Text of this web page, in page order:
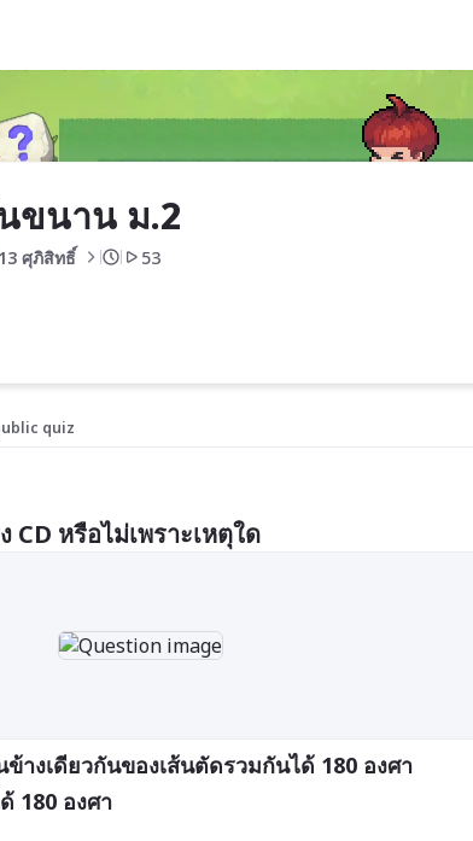
ขนาน ม.2
13 ศุภิสิทธิ์ 53
quiz
CD หรือไม่เพราะเหตุใด
างเดียวกันของเส้นตัดรวมกันได้ 180 องศา
180 องศา